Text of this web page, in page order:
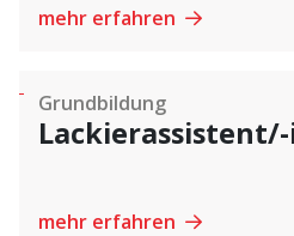
mehr erfahren
Grundbildung
Lackierassistent/-
mehr erfahren